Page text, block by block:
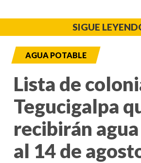
SIGUE
AGUA POTABLE
Lista de
Tegucigalpa
recibirán
al 14 de